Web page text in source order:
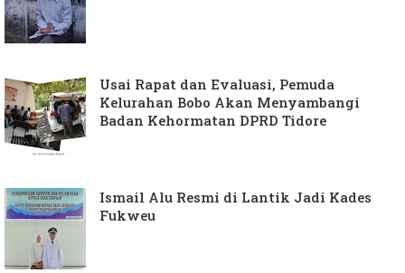
Usai Rapat dan Evaluasi, Pemuda
Kelurahan Bobo Akan Menyambangi
Badan Kehormatan DPRD Tidore
Ismail Alu Resmi di Lantik Jadi Kades
Fukweu